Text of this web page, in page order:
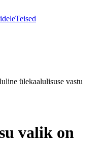
Teised
ülekaalulisuse vastu
valik on